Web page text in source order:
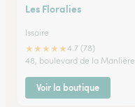
Les Floralies
Issoire
★★★★★4.7 (78)
48, boulevard de la Manlière
Voir la boutique